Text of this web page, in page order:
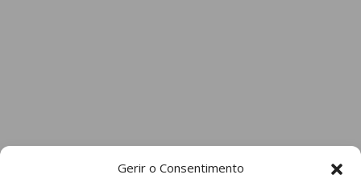
Gerir o Consentimento